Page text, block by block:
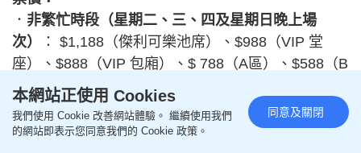
． 非繁忙時段（星期二、三、四及星期日晚上場
次）
： $1,188（傑利可樂池席）、$988（VIP 堂
座）、$888（VIP 包廂）、$ 788（A區）、$588（B
區）、$388（C區）
．家庭套票優惠*：$3,588（VIP 堂座 $988 4張）、
$2,888（A區$788 4張）
本網站正使用 Cookies
我們使用 Cookie 改善網站體驗。 繼續使用我們
的網站即表示您同意我們的 Cookie 政策。
同意及關閉